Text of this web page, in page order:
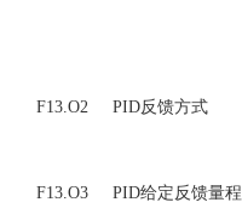
F13.O2 PID反馈方式
F13.O3 PID给定反馈量程